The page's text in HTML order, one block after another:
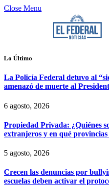
Close Menu
Lo Último
La Policía Federal detuvo al
amenazó de muerte al
6 agosto, 2026
Propiedad Privada: ¿Quiénes
extranjeros y en qué provincias
5 agosto, 2026
Crecen las denuncias por
escuelas deben activar el